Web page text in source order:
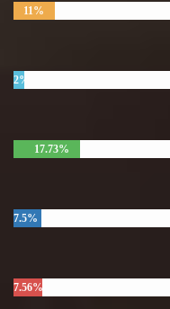
11%
2%
17.73%
7.5%
7.56%